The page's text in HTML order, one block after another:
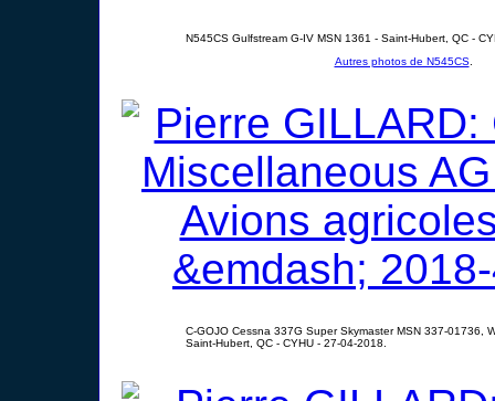
N545CS Gulfstream G-IV MSN 1361 - Saint-Hubert, QC -
Autres photos de N545CS.
C-GOJO Cessna 337G Super Skymaster MSN 337-01736,
Saint-Hubert, QC - CYHU - 27-04-2018.